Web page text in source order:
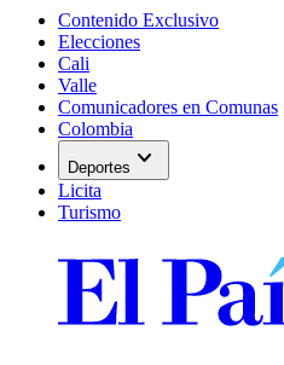
Contenido Exclusivo
Elecciones
Cali
Valle
Comunicadores en Comunas
Colombia
Deportes expand_more
Licita
Turismo